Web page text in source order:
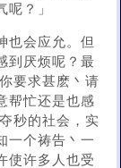
？」
也会应允。但
到厌烦呢？最
要求甚麽丶请
帮忙还是也感
秒的社会，实
一个祷告丶一
使许多人也受